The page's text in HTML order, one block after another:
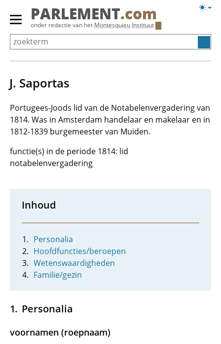
Overslaan
Primair
menu
tonen/verbergen
PARLEMENT.com
onder redactie van het Montesquieu Instituut
J. Saportas
Portugees-Joods lid van de Notabelenvergadering van
1814. Was in Amsterdam handelaar en makelaar en in
1812-1839 burgemeester van Muiden.
functie(s) in de periode 1814: lid
notabelenvergadering
Inhoud
Personalia
Hoofdfuncties/beroepen
Wetenswaardigheden
Familie/gezin
Personalia
voornamen (roepnaam)